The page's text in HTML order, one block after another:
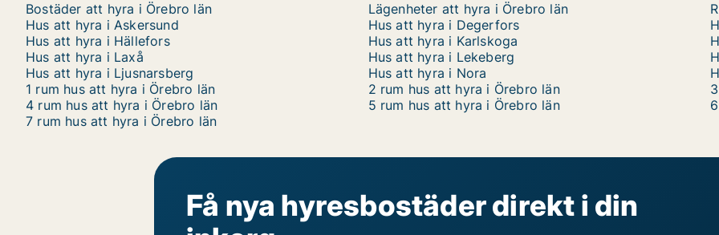
Bostäder att hyra i Örebro län Lägenheter att hyra i Örebro län
Hus att hyra i Askersund
Hus att hyra i Degerfors
Hus att hyra i Hällefors
Hus att hyra i Karlskoga
Hus att hyra i Laxå
Hus att hyra i Lekeberg
Hus att hyra i Ljusnarsberg
Hus att hyra i Nora
1 rum hus att hyra i Örebro län
2 rum hus att hyra i Örebro län
4 rum hus att hyra i Örebro län
5 rum hus att hyra i Örebro län
7 rum hus att hyra i Örebro län
Få nya hyresbostäder direkt i din